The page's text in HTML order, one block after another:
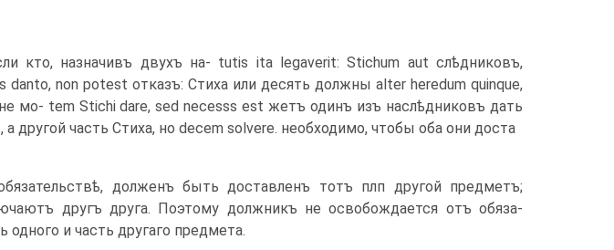
кто, назначивъ двухъ на- tutis ita legaverit: Stichum aut слѣдниковъ,
danto, non potest отказъ: Стиха или десять должны alter heredum quinque,
мо- tem Stichi dare, sed necesss est жетъ одинъ изъ наслѣдниковъ дать
другой часть Стиха, но decem solvere. необходимо, чтобы оба они доста­
долженъ быть достав­ленъ тотъ плп другой предметъ;
другъ друга. Поэтому должникъ не освобождается отъ обяза­
одного и часть другаго пред­мета.